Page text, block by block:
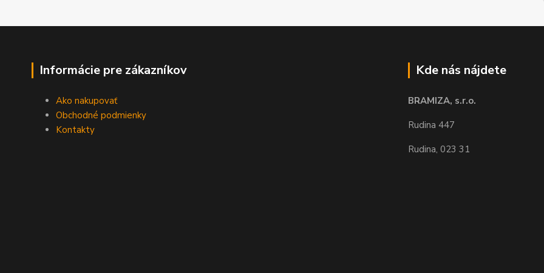
Informácie pre zákazníkov
Ako nakupovať
Obchodné podmienky
Kontakty
Kde nás nájdete
BRAMIZA, s.r.o.
Rudina 447
Rudina, 023 31